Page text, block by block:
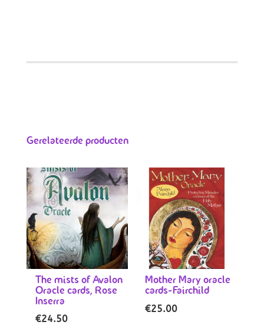
Gerelateerde producten
The mists of Avalon
Oracle cards, Rose
Inserra
€24.50
Mother Mary oracle
cards-Fairchild
€25.00